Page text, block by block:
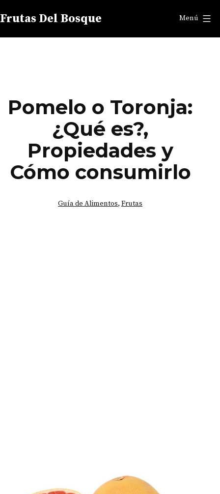
al
contenido
Frutas Del Bosque Menú
Pomelo o Toronja:
¿Qué es?,
Propiedades y
Cómo consumirlo
Categorizado
Guía de Alimentos, Frutas